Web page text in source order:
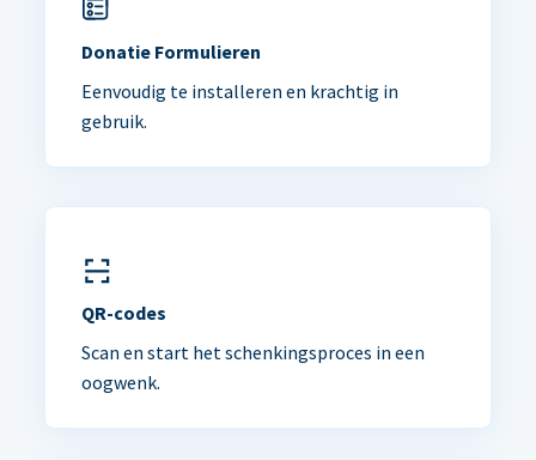
Donatie Formulieren
Eenvoudig te installeren en krachtig in
gebruik.
QR-codes
Scan en start het schenkingsproces in een
oogwenk.